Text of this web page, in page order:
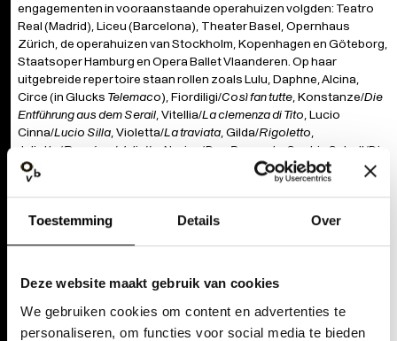
Toestemming Details Over
Deze website maakt gebruik van cookies
We gebruiken cookies om content en advertenties te
personaliseren, om functies voor social media te bieden
engagementen in vooraanstaande operahuizen volgden: Teatro
Real (Madrid), Liceu (Barcelona), Theater Basel, Opernhaus
Zürich, de operahuizen van Stockholm, Kopenhagen en Göteborg,
Staatsoper Hamburg en Opera Ballet Vlaanderen. Op haar
uitgebreide repertoire staan rollen zoals Lulu, Daphne, Alcina,
Circe (in Glucks Telemaco), Fiordiligi/Così fan tutte, Konstanze/Die
Entführung aus dem Serail, Vitellia/La clemenza di Tito, Lucio
Cinna/Lucio Silla, Violetta/La traviata, Gilda/Rigoletto,
Juliette/Roméo et Juliette , Norina/Don Pasquale , Sophie Scholl /Die
weisse Rose
(Udo Zimmermann), Cordelia/Lear(Reimann),
Eva/
en Zdenka/Arabella. Recente
(Scartazzini) in Theater Basel enEdward II
in de Deutsche Oper in
Marty/
De zaak Makropoulos in Malmö, Ellen Orford/
(Theater an der Wien) enJenůfain een concertante versie met het
London Symphony Orchestra onder leiding van Sir Simon Rattle.